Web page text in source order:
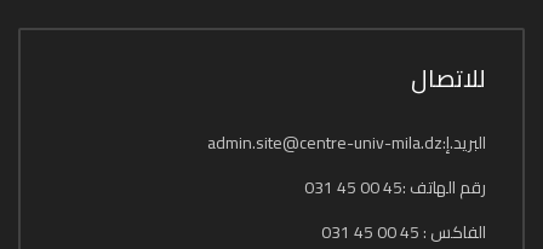
للاتصال
البريد.إ:admin.site@centre-univ-mila.dz
رقم الهاتف :45 00 45 031
الفاكس : 45 00 45 031